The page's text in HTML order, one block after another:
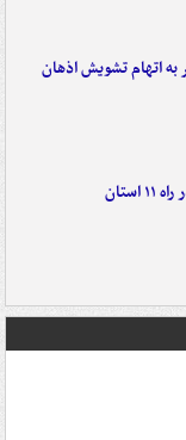
بهشهر به اتهام تشویش اذهان